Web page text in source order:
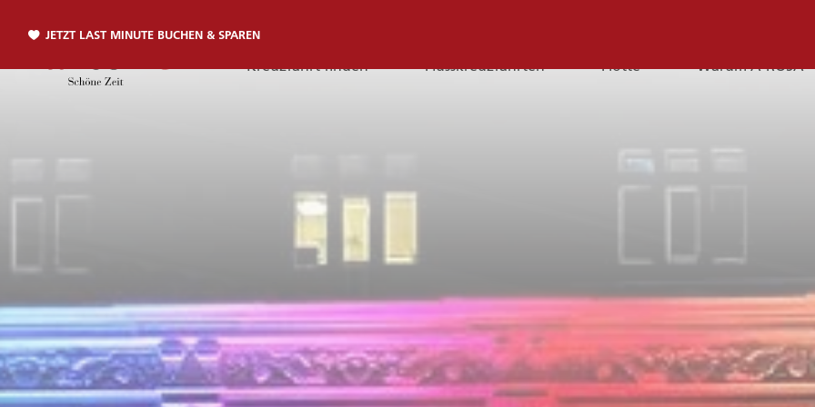
JETZT LAST MINUTE BUCHEN & SPAREN
Kreuzfahrt finden Flusskreuzfahrten Flotte Warum A-ROSA
TELEFON
Sie erreichen uns per Telefon:
E-